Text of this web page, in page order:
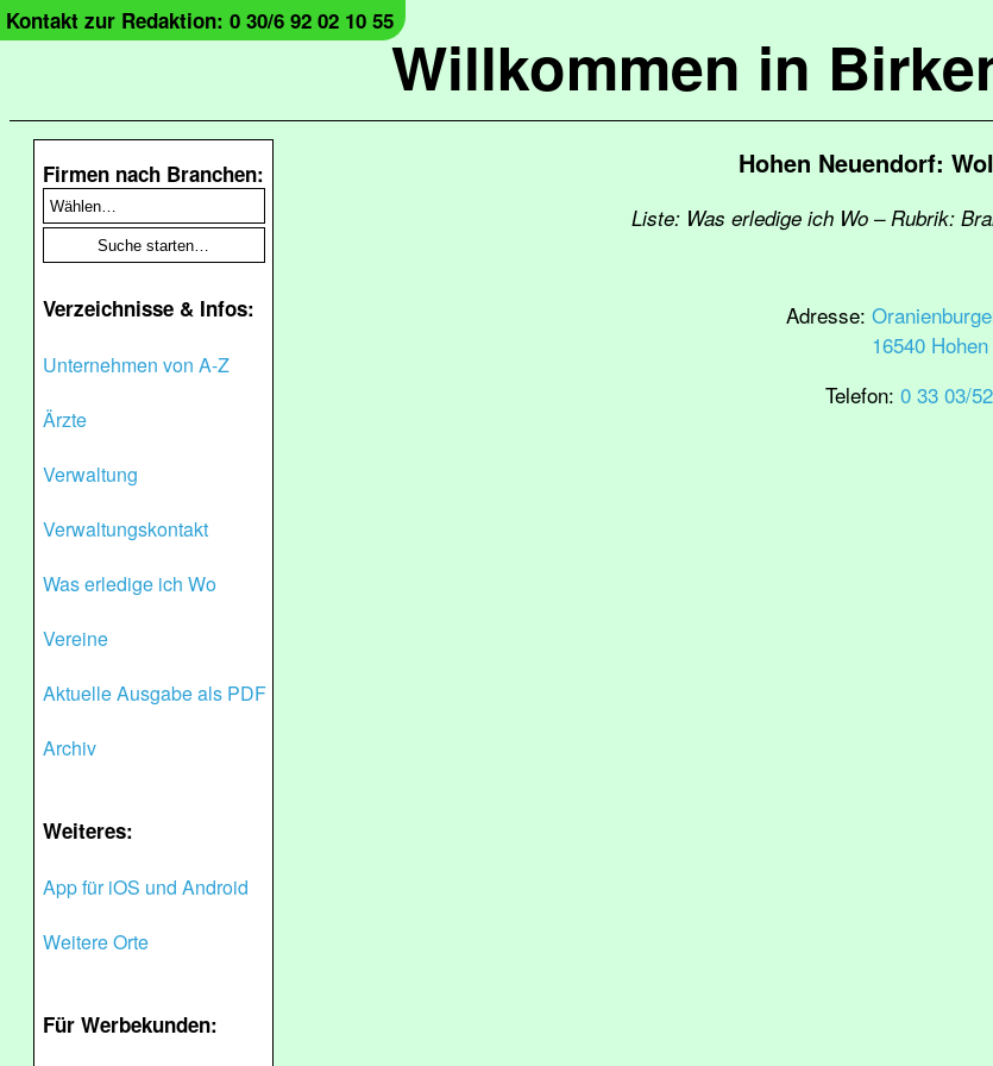
Willkommen in
Kontakt zur Redaktion: 0 30/6 92 02 10 55
Firmen nach Branchen:
Verzeichnisse & Infos:
Unternehmen von A-Z
Ärzte
Verwaltung
Verwaltungskontakt
Was erledige ich Wo
Vereine
Aktuelle Ausgabe als PDF
Archiv
Weiteres:
App für iOS und Android
Weitere Orte
Für Werbekunden:
Hohen Neuendorf:
Liste: Was erledige ich Wo – Rubrik:
Adresse:
16540
Telefon: 0 33 03/